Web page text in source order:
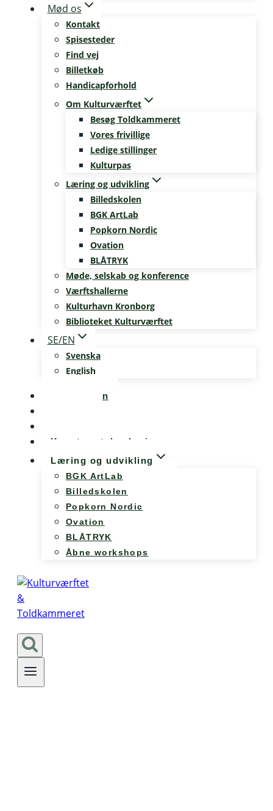
Mød os
Kontakt
Spisesteder
Find vej
Billetkøb
Handicapforhold
Om Kulturværftet
Besøg Toldkammeret
Vores frivillige
Ledige stillinger
Kulturpas
Læring og udvikling
Billedskolen
BGK ArtLab
Popkorn Nordic
Ovation
BLÅTRYK
Møde, selskab og konference
Værftshallerne
Kulturhavn Kronborg
Biblioteket Kulturværftet
SE/EN
Svenska
English
Kalenderen
Kunst og teknologi
Læring og udvikling
BGK ArtLab
Billedskolen
Popkorn Nordic
Ovation
BLÅTRYK
Åbne workshops